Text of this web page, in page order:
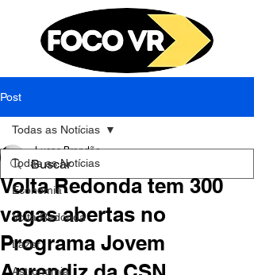
Post
Todas as Notícias
Economia
Volta Redonda
Lazer
Astronomia
Todas as Notícias
Volta Redonda tem 300
vagas abertas no
Programa Jovem
Lucas Brandão
13 de set. de 2023